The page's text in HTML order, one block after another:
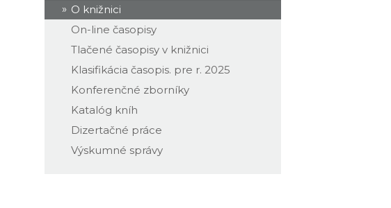
O knižnici
On-line časopisy
Tlačené časopisy v knižnici
Klasifikácia časopis. pre r. 2025
Konferenčné zborníky
Katalóg kníh
Dizertačné práce
Výskumné správy